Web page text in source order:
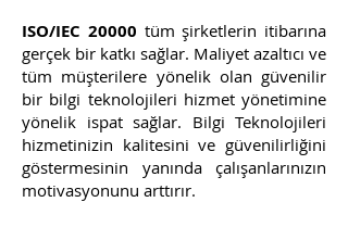
ISO/IEC 20000 tüm şirketlerin itibarına
gerçek bir katkı sağlar. Maliyet azaltıcı ve
tüm müşterilere yönelik olan güvenilir
bir bilgi teknolojileri hizmet yönetimine
yönelik ispat sağlar. Bilgi Teknolojileri
hizmetinizin kalitesini ve güvenilirliğini
göstermesinin yanında çalışanlarınızın
motivasyonunu arttırır.